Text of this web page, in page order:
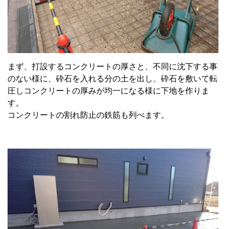
まず、打設するコンクリートの厚さと、不同に沈下する事
のない様に、砕石を入れる分の土を出し、砕石を敷いて転
圧しコンクリートの厚みが均一になる様に下地を作りま
す。
コンクリートの割れ防止の鉄筋も列べます。